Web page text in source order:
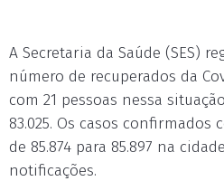
A Secretaria da Saúde (SES)
número de recuperados da
com 21 pessoas nessa
83.025. Os casos confirmados
de 85.874 para 85.897 na
notificações.